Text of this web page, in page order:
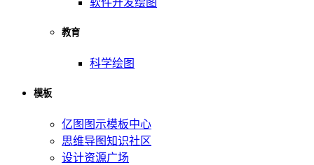
教育
科学绘图
模板
亿图图示模板中心
思维导图知识社区
设计资源广场